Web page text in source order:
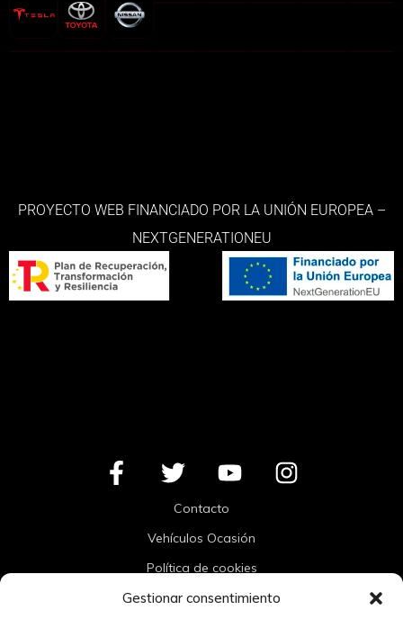
Gestionar consentimiento
PROYECTO WEB FINANCIADO POR LA UNIÓN EUROPEA –
NEXTGENERATIONEU
Contacto
Vehículos Ocasión
Política de cookies
Aviso Legal